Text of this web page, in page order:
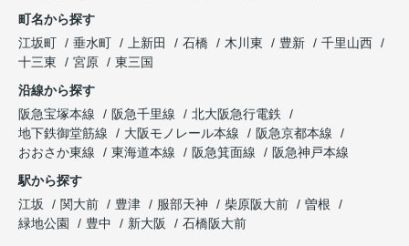
町名から探す
江坂町
垂水町 上新田 石橋 木川東 豊新
千里山西
十三東
宮原
東三国
沿線から探す
阪急宝塚本線
阪急千里線
北大阪急行電鉄
地下鉄御堂筋線
大阪モノレール本線
阪急京都本線
おおさか東線
東海道本線 阪急箕面線
阪急神戸本線
駅から探す
江坂
関大前 豊津 服部天神 柴原阪大前
曽根
緑地公園
豊中 新大阪 石橋阪大前